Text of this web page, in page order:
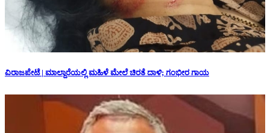
ವಿರಾಜಪೇಟೆ | ಮಾಲ್ದಾರೆಯಲ್ಲಿ ಮಹಿಳೆ ಮೇಲೆ ಚಿರತೆ ದಾಳಿ; ಗಂಭೀರ ಗಾಯ